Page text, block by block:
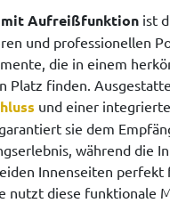
mit Aufreißfunktion ist
und professionellen
die in einem
Platz finden.
und einer
sie dem
während die
Innenseiten
nutzt diese funktionale